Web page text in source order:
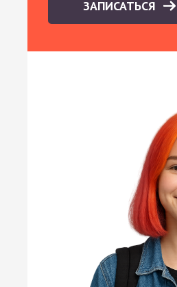
ЗАПИСАТЬСЯ